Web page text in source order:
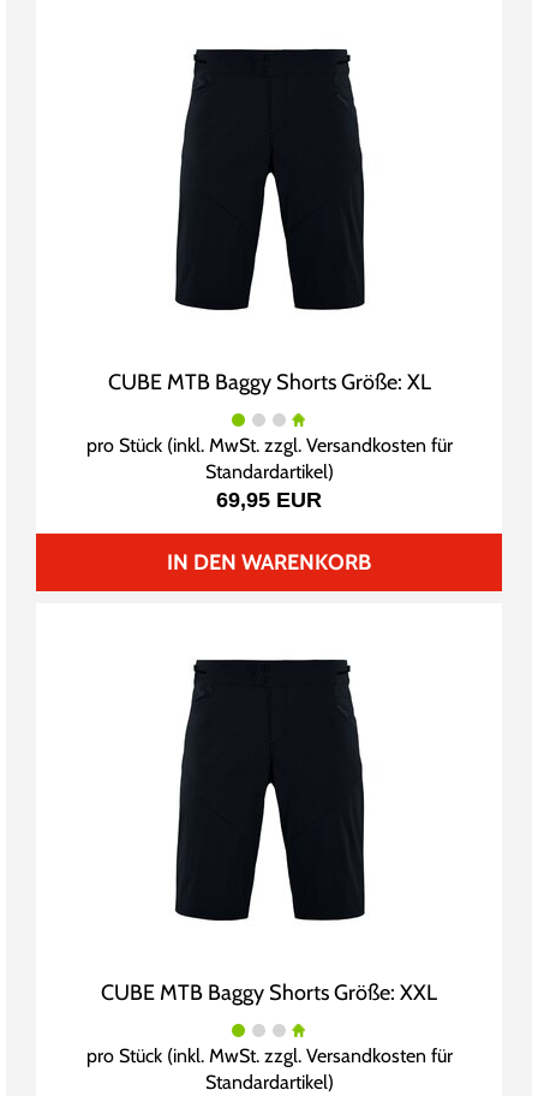
CUBE MTB Baggy Shorts Größe: XL
pro Stück (inkl. MwSt. zzgl. Versandkosten für
Standardartikel)
69,95 EUR
IN DEN WARENKORB
CUBE MTB Baggy Shorts Größe: XXL
pro Stück (inkl. MwSt. zzgl. Versandkosten für
Standardartikel)